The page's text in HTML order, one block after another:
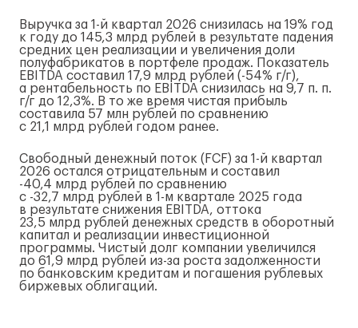
Выручка за 1-й квартал 2026 снизилась на 19% год
к году до 145,3 млрд рублей в результате падения
средних цен реализации и увеличения доли
полуфабрикатов в портфеле продаж. Показатель
EBITDA составил 17,9 млрд рублей (-54% г/г),
а рентабельность по EBITDA снизилась на 9,7 п. п.
г/г до 12,3%. В то же время чистая прибыль
составила 57 млн рублей по сравнению
с 21,1 млрд рублей годом ранее.
Свободный денежный поток (FCF) за 1-й квартал
2026 остался отрицательным и составил
-40,4 млрд рублей по сравнению
с -32,7 млрд рублей в 1-м квартале 2025 года
в результате снижения EBITDA, оттока
23,5 млрд рублей денежных средств в оборотный
капитал и реализации инвестиционной
программы. Чистый долг компании увеличился
до 61,9 млрд рублей из-за роста задолженности
по банковским кредитам и погашения рублевых
биржевых облигаций.